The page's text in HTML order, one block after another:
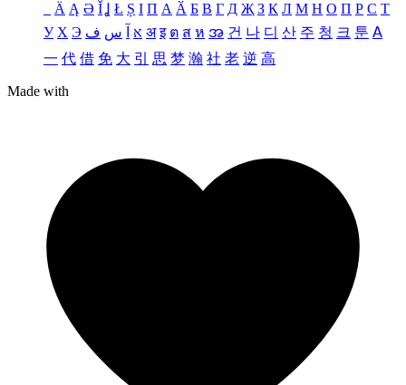
Ä Ą Ə Ǐ Ʝ Ł Ș Ι Π А Ӑ Б В Г Д Җ З К Л М Н О П Р С Т
У Х Э א س ف अ इ ต ส ห အ 건 나 디 산 주 청 크 툰 ꓮ
一 代 借 免 大 引 思 梦 瀚 社 老 逆 高
Made with